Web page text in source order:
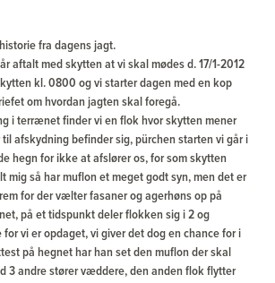
fra dagens jagt.
aftalt med skytten at vi skal mødes d. 17/1-2012
kl. 0800 og vi starter dagen med en kop
om hvordan jagten skal foregå.
i terrænet finder vi en flok hvor skytten mener
afskydning befinder sig, pürchen starten vi går i
hegn for ikke at afslører os, for som skytten
mig så har muflon et meget godt syn, men det er
for der vælter fasaner og agerhøns op på
på et tidspunkt deler flokken sig i 2 og
vi er opdaget, vi giver det dog en chance for i
på hegnet har han set den muflon der skal
3 andre stører væddere, den anden flok flytter